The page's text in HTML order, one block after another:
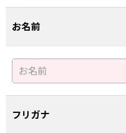
お名前
フリガナ